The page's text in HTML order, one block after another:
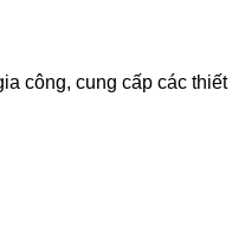
công, cung cấp các thiết